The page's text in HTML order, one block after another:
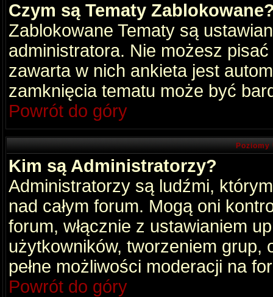
Czym są Tematy
Zablokowane Tematy są
administratora. Nie możesz
zawarta w nich ankieta jest
zamknięcia tematu może być
Powrót do góry
Kim są Administratorzy?
Administratorzy są ludźmi,
nad całym forum. Mogą oni
forum, włącznie z ustawianiem
użytkowników, tworzeniem grup,
pełne możliwości moderacji na
Powrót do góry